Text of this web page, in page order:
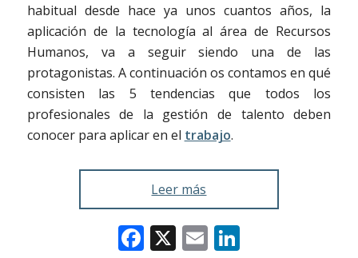
habitual desde hace ya unos cuantos años, la
aplicación de la tecnología al área de Recursos
Humanos, va a seguir siendo una de las
protagonistas. A continuación os contamos en qué
consisten las 5 tendencias que todos los
profesionales de la gestión de talento deben
conocer para aplicar en el trabajo.
Leer más
Facebook
X EmailLinkedIn